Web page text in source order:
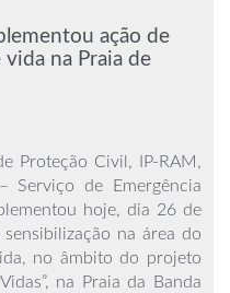
ação de
na Praia de
Proteção Civil, IP-RAM,
Serviço de Emergência
hoje, dia 26 de
na área do
no âmbito do projeto
na Praia da Banda